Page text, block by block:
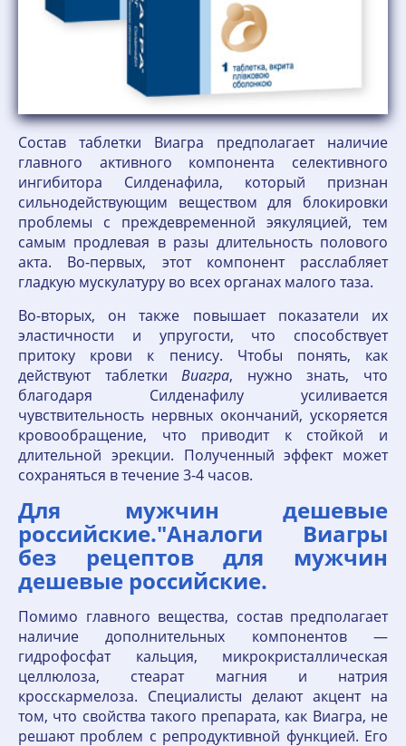
Состав таблетки Виагра предполагает наличие
главного активного компонента селективного
ингибитора Силденафила, который признан
сильнодействующим веществом для блокировки
проблемы с преждевременной эякуляцией, тем
самым продлевая в разы длительность полового
акта. Во-первых, этот компонент расслабляет
гладкую мускулатуру во всех органах малого таза.
Во-вторых, он также повышает показатели их
эластичности и упругости, что способствует
притоку крови к пенису. Чтобы понять, как
действуют таблеткиВиагра, нужно знать, что
благодаря Силденафилу усиливается
чувствительность нервных окончаний, ускоряется
кровообращение, что приводит к стойкой и
длительной эрекции. Полученный эффект может
сохраняться в течение 3-4 часов.
Для мужчин дешевые
российские."Аналоги Виагры
без рецептов для мужчин
дешевые российские.
Помимо главного вещества, состав предполагает
наличие дополнительных компонентов —
гидрофосфат кальция, микрокристаллическая
целлюлоза, стеарат магния и натрия
кросскармелоза. Специалисты делают акцент на
том, что свойства такого препарата, как Виагра, не
решают проблем с репродуктивной функцией. Его